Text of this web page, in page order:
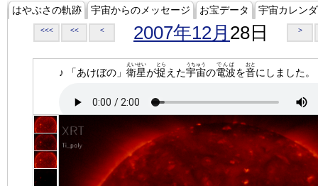
はやぶさの軌跡 宇宙からのメッセージ お宝データ 宇宙カレン
<<< << < 2007年12月 28日 >
♪ 「あけぼの」 衛星
えいせい
が捉
とら
えた宇宙
うちゅう
の電波
でんぱ
を音
おと
にしました。